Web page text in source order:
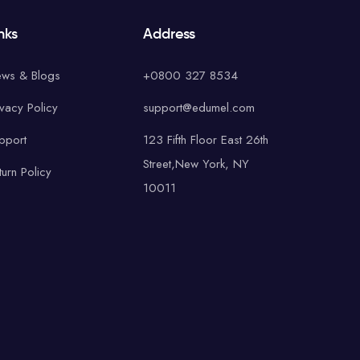
& Blogs
Policy
Policy
Address
+0800 327 8534
support@edumel.com
123 Fifth Floor East 26th
Street,New York, NY
10011